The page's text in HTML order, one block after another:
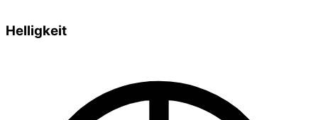
Helligkeit